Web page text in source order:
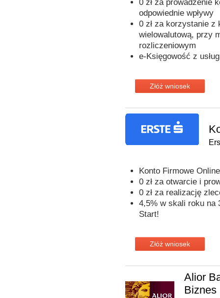
0 zł za prowadzenie
odpowiednie wpływy
0 zł za korzystanie
wielowalutową, przy
rozliczeniowym
e-Księgowość z
Złóż wniosek
Konto Firmowe Online
0 zł za otwarcie i
0 zł za realizację
4,5% w skali roku na
Start!
Złóż wniosek
Alior
Biznes